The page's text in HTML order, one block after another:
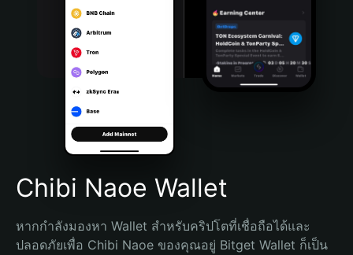
Português (Portugal)
Bahasa Indonesia
Português (Brasil)
Español (Argentina)
Chibi Naoe Wallet
หากกำลังมองหา Wallet สำหรับคริปโตที่เชื่อถือได้และ
ปลอดภัยเพื่อ Chibi Naoe ของคุณอยู่ Bitget Wallet ก็เป็น